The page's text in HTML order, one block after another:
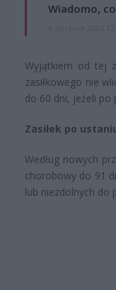
Wiadomo,
Wyjątkiem od tej
zasiłkowego nie
do 60 dni, jeżeli po
Zasiłek po
Według nowych
chorobowy do 91
lub niezdolnych do